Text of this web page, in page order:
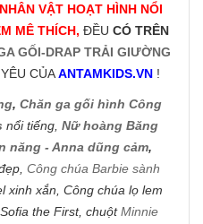
NHÂN VẬT HOẠT HÌNH NỔI
MÊ THÍCH, ĐỀU CÓ TRÊN
GỐI-DRAP TRẢI GIƯỜNG
CỦAANTAMKIDS.VN !
, Chăn ga gối hình Công
nổi tiếng, Nữ hoàng Băng
năng - Anna dũng cảm,
Công chúa Barbie sành
xinh xắn, Công chúa lọ lem
the First, chuộtMinnie